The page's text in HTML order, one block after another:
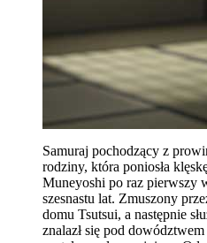
Samuraj pochodzący z
rodziny, która poniosła
Muneyoshi po raz pierwszy
szesnastu lat. Zmuszony
domu Tsutsui, a następnie
znalazł się pod dowództwem